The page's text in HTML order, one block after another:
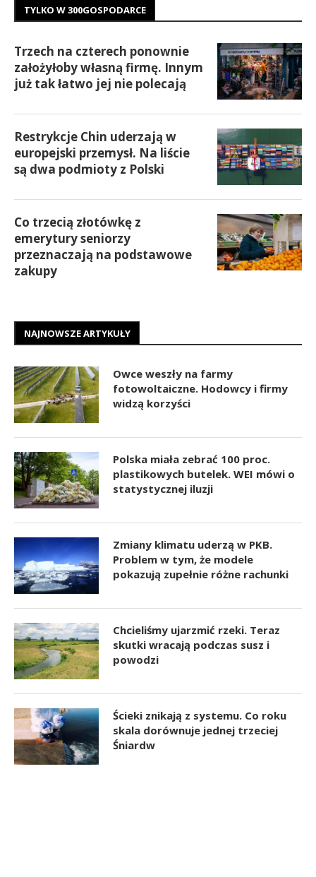
TYLKO W 300GOSPODARCE
Trzech na czterech ponownie
założyłoby własną firmę. Innym
już tak łatwo jej nie polecają
Restrykcje Chin uderzają w
europejski przemysł. Na liście
są dwa podmioty z Polski
Co trzecią złotówkę z
emerytury seniorzy
przeznaczają na podstawowe
zakupy
NAJNOWSZE ARTYKUŁY
Owce weszły na farmy
fotowoltaiczne. Hodowcy i firmy
widzą korzyści
Polska miała zebrać 100 proc.
plastikowych butelek. WEI mówi o
statystycznej iluzji
Zmiany klimatu uderzą w PKB.
Problem w tym, że modele
pokazują zupełnie różne rachunki
Chcieliśmy ujarzmić rzeki. Teraz
skutki wracają podczas susz i
powodzi
Ścieki znikają z systemu. Co roku
skala dorównuje jednej trzeciej
Śniardw